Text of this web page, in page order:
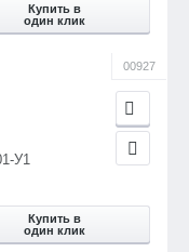
Купить в
один клик
00927
У1
Купить в
один клик